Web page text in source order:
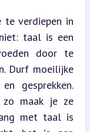
te verdiepen in
taal is een
door te
Durf moeilijke
gesprekken.
zo maak je ze
met taal is